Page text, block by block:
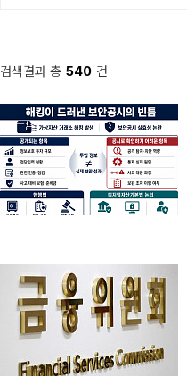
검색결과 총 540 건